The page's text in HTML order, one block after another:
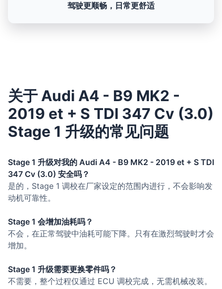
驾驶更顺畅，日常更舒适
关于 Audi A4 - B9 MK2 -
2019 et + S TDI 347 Cv (3.0)
Stage 1 升级的常见问题
Stage 1 升级对我的 Audi A4 - B9 MK2 - 2019 et + S TDI
347 Cv (3.0) 安全吗？
是的，Stage 1 调校在厂家设定的范围内进行，不会影响发
动机可靠性。
Stage 1 会增加油耗吗？
不会，在正常驾驶中油耗可能下降。只有在激烈驾驶时才会
增加。
Stage 1 升级需要更换零件吗？
不需要，整个过程仅通过 ECU 调校完成，无需机械改装。